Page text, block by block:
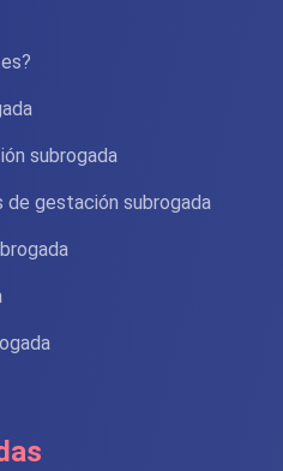
subrogada
de gestación subrogada